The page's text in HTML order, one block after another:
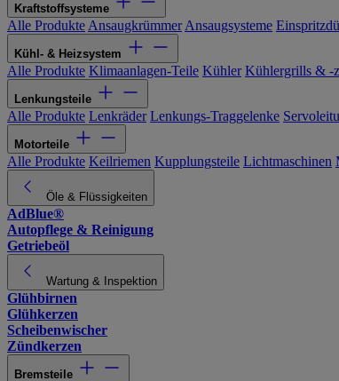
Kraftstoffsysteme
Alle Produkte Ansaugkrümmer Ansaugsysteme
Kühl- & Heizsystem
Alle Produkte Klimaanlagen-Teile Kühler Kühlergrills & -
Lenkungsteile
Alle Produkte Lenkräder Lenkungs-Traggelenke
Motorteile
Alle Produkte Keilriemen Kupplungsteile Lichtmaschinen
Öle & Flüssigkeiten
AdBlue®
Autopflege & Reinigung
Getriebeöl
Wartung & Inspektion
Glühbirnen
Glühkerzen
Scheibenwischer
Zündkerzen
Bremsteile